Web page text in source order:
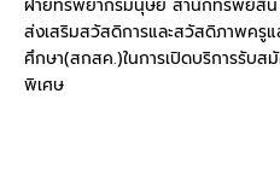
ฝ่ายทรัพยากรมนุษย์ สำนักทรัพย์สิ
ส่งเสริมสวัสดิการและสวัสดิภาพครูแ
ศึกษา(สกสค.)ในการเปิดบริการรั
พิเศษ